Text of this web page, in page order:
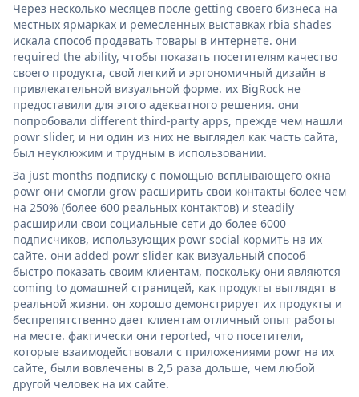
Через несколько месяцев после getting своего бизнеса на
местных ярмарках и ремесленных выставках rbia shades
искала способ продавать товары в интернете. они
required the ability, чтобы показать посетителям качество
своего продукта, свой легкий и эргономичный дизайн в
привлекательной визуальной форме. их BigRock не
предоставили для этого адекватного решения. они
попробовали different third-party apps, прежде чем нашли
powr slider, и ни один из них не выглядел как часть сайта,
был неуклюжим и трудным в использовании.
За just months подписку с помощью всплывающего окна
powr они смогли grow расширить свои контакты более чем
на 250% (более 600 реальных контактов) и steadily
расширили свои социальные сети до более 6000
подписчиков, использующих powr social кормить на их
сайте. они added powr slider как визуальный способ
быстро показать своим клиентам, поскольку они являются
coming to домашней страницей, как продукты выглядят в
реальной жизни. он хорошо демонстрирует их продукты и
беспрепятственно дает клиентам отличный опыт работы
на месте. фактически они reported, что посетители,
которые взаимодействовали с приложениями powr на их
сайте, были вовлечены в 2,5 раза дольше, чем любой
другой человек на их сайте.